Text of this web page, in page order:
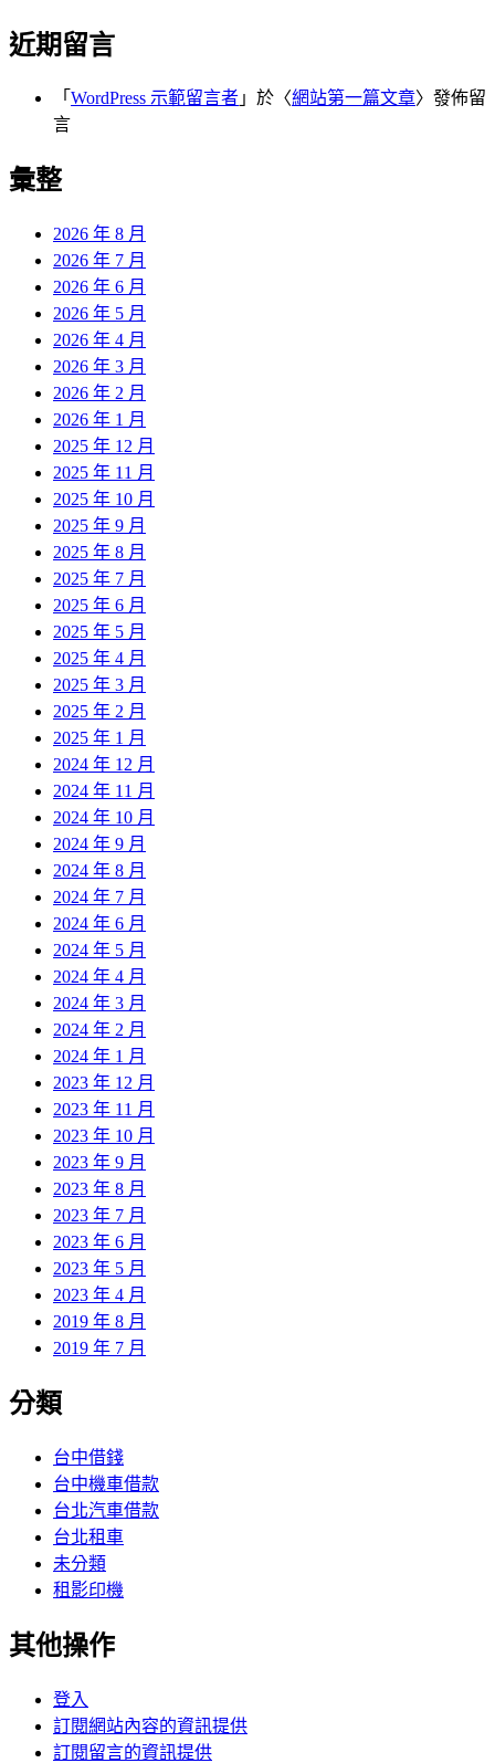
近期留言
「 WordPress 示範留言者 」於〈網站第一篇文章〉發佈留
言
彙整
2026 年 8 月
2026 年 7 月
2026 年 6 月
2026 年 5 月
2026 年 4 月
2026 年 3 月
2026 年 2 月
2026 年 1 月
2025 年 12 月
2025 年 11 月
2025 年 10 月
2025 年 9 月
2025 年 8 月
2025 年 7 月
2025 年 6 月
2025 年 5 月
2025 年 4 月
2025 年 3 月
2025 年 2 月
2025 年 1 月
2024 年 12 月
2024 年 11 月
2024 年 10 月
2024 年 9 月
2024 年 8 月
2024 年 7 月
2024 年 6 月
2024 年 5 月
2024 年 4 月
2024 年 3 月
2024 年 2 月
2024 年 1 月
2023 年 12 月
2023 年 11 月
2023 年 10 月
2023 年 9 月
2023 年 8 月
2023 年 7 月
2023 年 6 月
2023 年 5 月
2023 年 4 月
2019 年 8 月
2019 年 7 月
分類
台中借錢
台中機車借款
台北汽車借款
台北租車
未分類
租影印機
其他操作
登入
訂閱網站內容的資訊提供
訂閱留言的資訊提供